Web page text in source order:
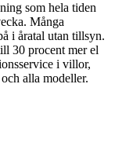
som hela tiden
Många
i åratal utan tillsyn.
30 procent mer el
i villor,
alla modeller.